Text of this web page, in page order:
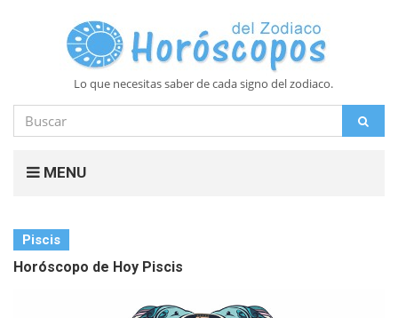
Lo que necesitas saber de cada signo del zodiaco.
Buscar
por:
MENU
Piscis
Horóscopo de Hoy Piscis